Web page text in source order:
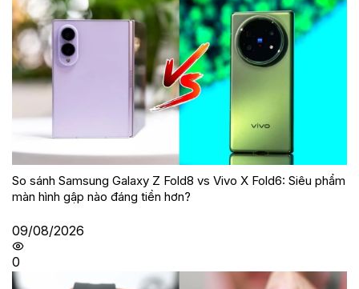
So sánh Samsung Galaxy Z Fold8 vs Vivo X Fold6: Siêu phẩm
màn hình gập nào đáng tiền hơn?
09/08/2026
0